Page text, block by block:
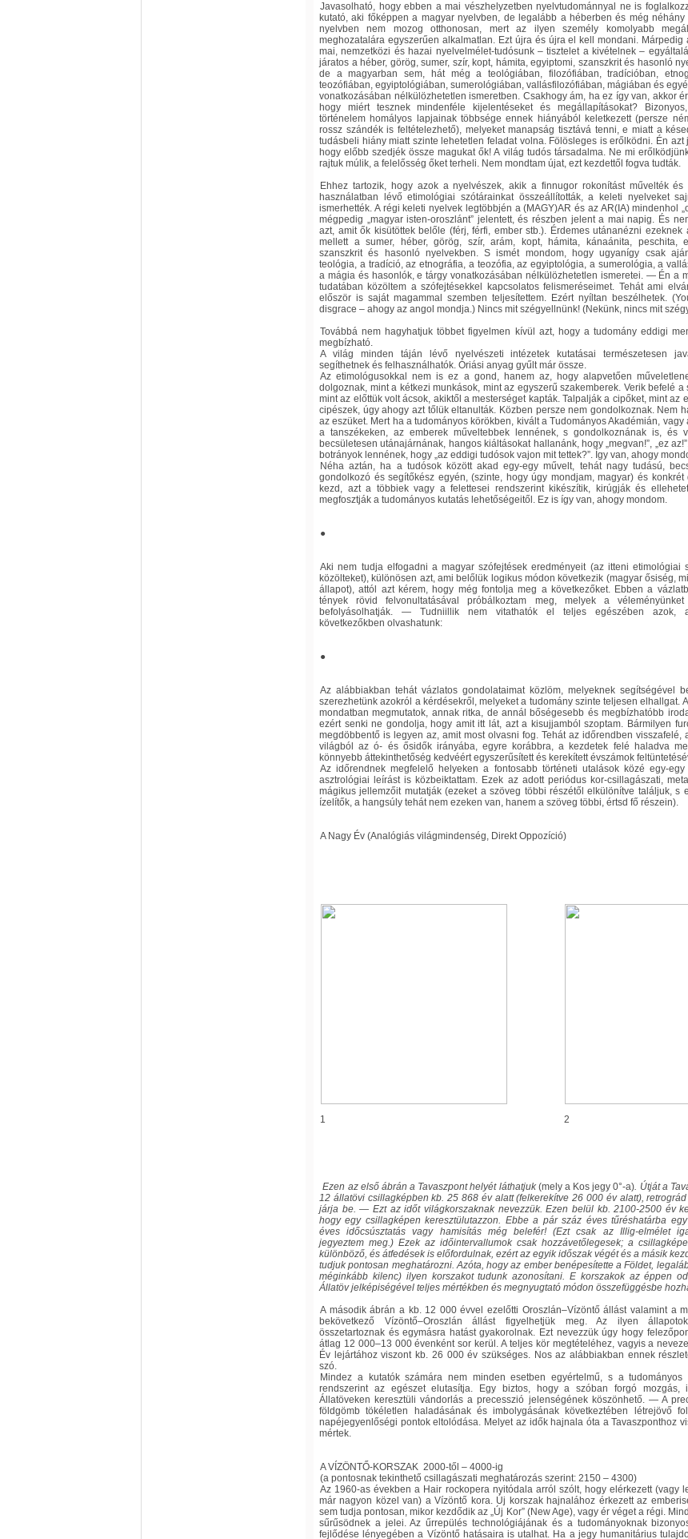
Javasolható, hogy ebben a mai vészhelyzetben nyelvtudománnyal ne is
kutató, aki főképpen a magyar nyelvben, de legalább a héberben és még néhány
nyelvben nem mozog otthonosan, mert az ilyen személy komolyabb
meghozatalára egyszerűen alkalmatlan. Ezt újra és újra el kell mondani. Márpedig
mai, nemzetközi és hazai nyelvelmélet-tudósunk – tisztelet a kivételnek –
járatos a héber, görög, sumer, szír, kopt, hámita, egyiptomi, szanszkrit és hasonló
de a magyarban sem, hát még a teológiában, filozófiában, tradícióban,
teozófiában, egyiptológiában, sumerológiában, vallásfilozófiában, mágiában és
vonatkozásában nélkülözhetetlen ismeretben. Csakhogy ám, ha ez így van, akkor
hogy miért tesznek mindenféle kijelentéseket és megállapításokat?
történelem homályos lapjainak többsége ennek hiányából keletkezett (persze
rossz szándék is feltételezhető), melyeket manapság tisztává tenni, e miatt a
tudásbeli hiány miatt szinte lehetetlen feladat volna. Fölösleges is erőlködni. Én azt
hogy előbb szedjék össze magukat ők! A világ tudós társadalma. Ne mi
rajtuk múlik, a felelősség őket terheli. Nem mondtam újat, ezt kezdettől fogva tudták.
Ehhez tartozik, hogy azok a nyelvészek, akik a finnugor rokonítást művelték és
használatban lévő etimológiai szótárainkat összeállították, a keleti nyelveket
ismerhették. A régi keleti nyelvek legtöbbjén a (MAGY)AR és az AR(IA) mindenhol
mégpedig „magyar isten-oroszlánt” jelentett, és részben jelent a mai napig. És
azt, amit ők kisütöttek belőle (férj, férfi, ember stb.). Érdemes utánanézni ezeknek
mellett a sumer, héber, görög, szír, arám, kopt, hámita, kánaánita, peschita,
szanszkrit és hasonló nyelvekben. S ismét mondom, hogy ugyanígy csak
teológia, a tradíció, az etnográfia, a teozófia, az egyiptológia, a sumerológia, a
a mágia és hasonlók, e tárgy vonatkozásában nélkülözhetetlen ismeretei. — Én a
tudatában közöltem a szófejtésekkel kapcsolatos felismeréseimet. Tehát ami
először is saját magammal szemben teljesítettem. Ezért nyíltan beszélhetek.
disgrace – ahogy az angol mondja.) Nincs mit szégyellnünk! (Nekünk, nincs mit
Továbbá nem hagyhatjuk többet figyelmen kívül azt, hogy a tudomány eddigi
megbízható.
A világ minden táján lévő nyelvészeti intézetek kutatásai természetesen
segíthetnek és felhasználhatók. Óriási anyag gyűlt már össze.
Az etimológusokkal nem is ez a gond, hanem az, hogy alapvetően
dolgoznak, mint a kétkezi munkások, mint az egyszerű szakemberek. Verik befelé a
mint az előttük volt ácsok, akiktől a mesterséget kapták. Talpalják a cipőket, mint az
cipészek, úgy ahogy azt tőlük eltanulták. Közben persze nem gondolkoznak. Nem
az eszüket. Mert ha a tudományos körökben, kivált a Tudományos Akadémián, vagy
a tanszékeken, az emberek műveltebbek lennének, s gondolkoznának is, és
becsületesen utánajárnának, hangos kiáltásokat hallanánk, hogy „megvan!”, „ez
botrányok lennének, hogy „az eddigi tudósok vajon mit tettek?”. Így van, ahogy
Néha aztán, ha a tudósok között akad egy-egy művelt, tehát nagy tudású,
gondolkozó és segítőkész egyén, (szinte, hogy úgy mondjam, magyar) és konkrét
kezd, azt a többiek vagy a felettesei rendszerint kikészítik, kirúgják és
megfosztják a tudományos kutatás lehetőségeitől. Ez is így van, ahogy mondom.
●
Aki nem tudja elfogadni a magyar szófejtések eredményeit (az itteni etimológiai
közölteket), különösen azt, ami belőlük logikus módon következik (magyar ősiség,
állapot), attól azt kérem, hogy még fontolja meg a következőket. Ebben a
tények rövid felvonultatásával próbálkoztam meg, melyek a véleményünket
befolyásolhatják. — Tudniillik nem vitathatók el teljes egészében azok,
következőkben olvashatunk:
●
Az alábbiakban tehát vázlatos gondolataimat közlöm, melyeknek segítségével
szerezhetünk azokról a kérdésekről, melyeket a tudomány szinte teljesen elhallgat.
mondatban megmutatok, annak ritka, de annál bőségesebb és megbízhatóbb
ezért senki ne gondolja, hogy amit itt lát, azt a kisujjamból szoptam. Bármilyen
megdöbbentő is legyen az, amit most olvasni fog. Tehát az időrendben visszafelé,
világból az ó- és ősidők irányába, egyre korábbra, a kezdetek felé haladva
könnyebb áttekinthetőség kedvéért egyszerűsített és kerekített évszámok
Az időrendnek megfelelő helyeken a fontosabb történeti utalások közé egy-
asztrológiai leírást is közbeiktattam. Ezek az adott periódus kor-csillagászati,
mágikus jellemzőit mutatják (ezeket a szöveg többi részétől elkülönítve találjuk, s
ízelítők, a hangsúly tehát nem ezeken van, hanem a szöveg többi, értsd fő részein).
A Nagy Év (Analógiás világmindenség, Direkt Oppozíció)
1 2
Ezen az első ábrán a Tavaszpont helyét láthatjuk (mely a Kos jegy 0°-a). Útját a
12 állatövi csillagképben kb. 25 868 év alatt (felkerekítve 26 000 év alatt),
járja be. — Ezt az időt világkorszaknak nevezzük. Ezen belül kb. 2100-2500 év
hogy egy csillagképen keresztülutazzon. Ebbe a pár száz éves tűréshatárba
éves időcsúsztatás vagy hamisítás még belefér! (Ezt csak az Illig-elmélet
jegyeztem meg.) Ezek az időintervallumok csak hozzávetőlegesek; a
különböző, és átfedések is előfordulnak, ezért az egyik időszak végét és a másik
tudjuk pontosan meghatározni. Azóta, hogy az ember benépesítette a Földet,
méginkább kilenc) ilyen korszakot tudunk azonosítani. E korszakok az éppen
Állatöv jelképiségével teljes mértékben és megnyugtató módon összefüggésbe
A második ábrán a kb. 12 000 évvel ezelőtti Oroszlán–Vízöntő állást valamint a
bekövetkező Vízöntő–Oroszlán állást figyelhetjük meg. Az ilyen
összetartoznak és egymásra hatást gyakorolnak. Ezt nevezzük úgy hogy
átlag 12 000–13 000 évenként sor kerül. A teljes kör megtételéhez, vagyis a
Év lejártához viszont kb. 26 000 év szükséges. Nos az alábbiakban ennek
szó.
Mindez a kutatók számára nem minden esetben egyértelmű, s a tudományos
rendszerint az egészet elutasítja. Egy biztos, hogy a szóban forgó mozgás,
Állatöveken keresztüli vándorlás a precesszió jelenségének köszönhető. — A
földgömb tökéletlen haladásának és imbolygásának következtében létrejövő
napéjegyenlőségi pontok eltolódása. Melyet az idők hajnala óta a Tavaszponthoz
mértek.
AVÍZÖNTŐ-KORSZAK 2000-től – 4000-ig
(a pontosnak tekinthető csillagászati meghatározás szerint: 2150 – 4300)
Az 1960-as években a Hair rockopera nyitódala arról szólt, hogy elérkezett (vagy
már nagyon közel van) a Vízöntő kora. Új korszak hajnalához érkezett az
sem tudja pontosan, mikor kezdődik az „Új Kor” (New Age), vagy ér véget a régi.
sűrűsödnek a jelei. Az űrrepülés technológiájának és a tudományoknak
fejlődése lényegében a Vízöntő hatásaira is utalhat. Ha a jegy humanitárius